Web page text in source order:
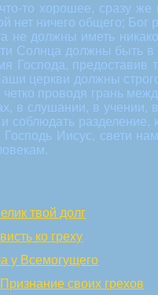
то хорошее, сразу же
нет ничего общего; Бог
не должны иметь
Солнца должны быть в
Господа, предоставив
церкви должны
проводя грань
в слушании, в учении,
соблюдать разделение,
Иисус, свети
твой долг
ко греху
у Всемогущего
Признание своих грехов